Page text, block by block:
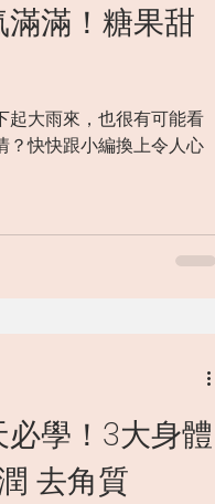
滿滿！糖果甜
起大雨來，也很有可能看
？快快跟小編換上令人心
必學！3大身體
去角質